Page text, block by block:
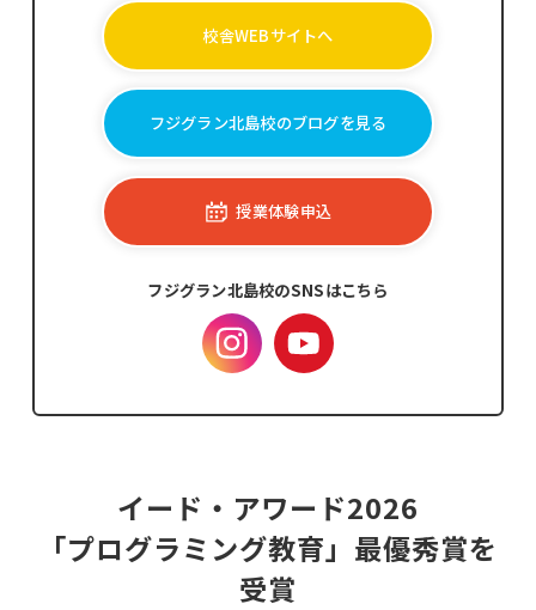
校舎WEBサイトへ
フジグラン北島校のブログを見る
授業体験申込
フジグラン北島校のSNSはこちら
イード・アワード2026
「プログラミング教育」最優秀賞を
受賞